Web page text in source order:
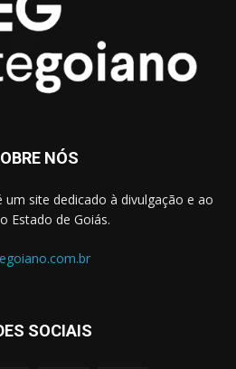
NÓS
site dedicado à divulgação e ao
Estado de Goiás.
SOCIAIS